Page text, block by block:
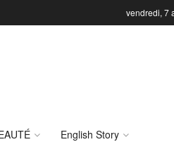
vendredi, 7
English Story